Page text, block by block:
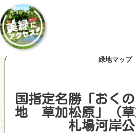
緑地マップ
国指定名勝「おく
地 草加松原」（草
札場河岸公